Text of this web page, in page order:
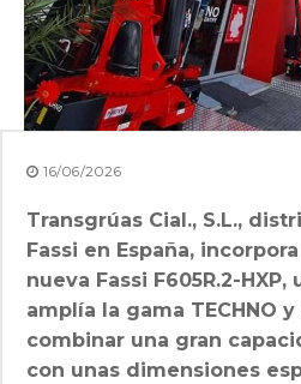
16/06/2026
Transgrúas Cial., S.L.,
Fassi en España,
nueva Fassi F605R.2-
amplía la gama TECHNO
combinar una gran
con unas dimensiones